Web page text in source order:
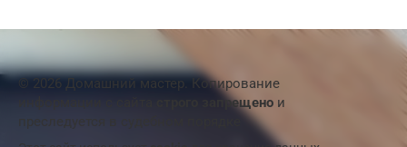
© 2026 Домашний мастер. Копирование
строго запрещено и